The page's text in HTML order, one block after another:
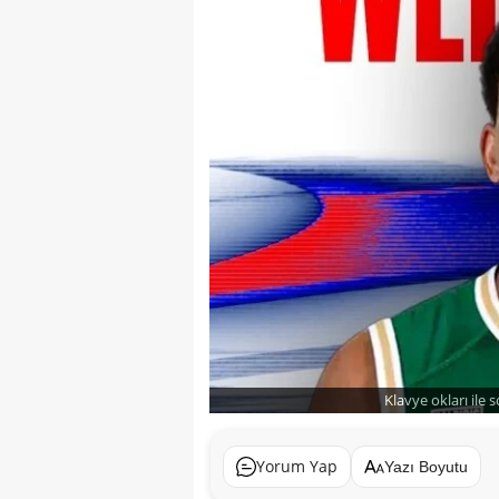
Klavye okları ile
Yorum Yap Yazı Boyutu